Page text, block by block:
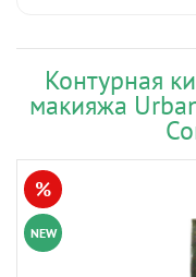
Контурная
макияжа
NEW
%